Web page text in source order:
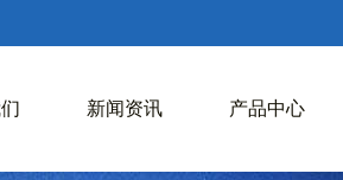
新闻资讯 产品中心